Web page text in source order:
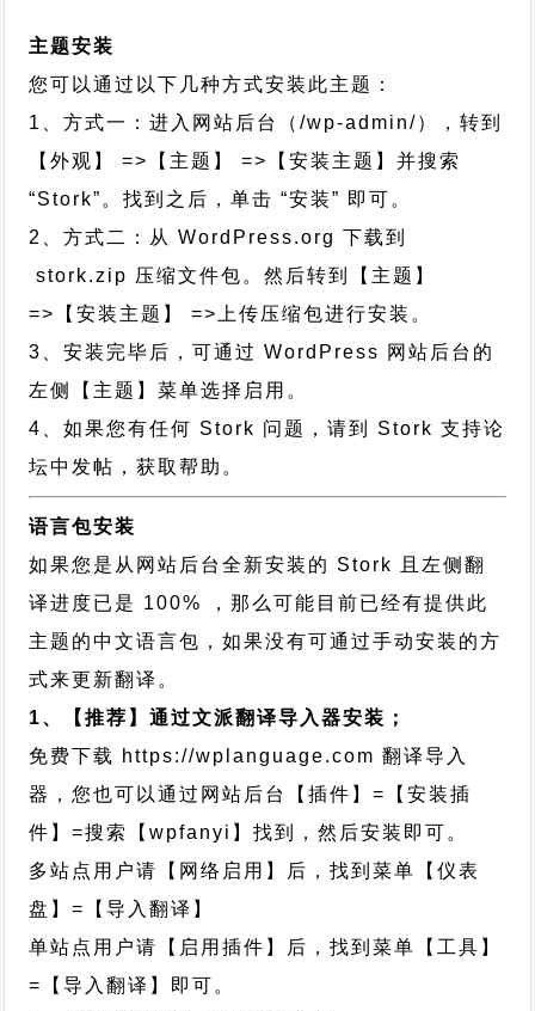
主题安装
您可以通过以下几种方式安装此主题：
1、方式一：进入网站后台（/wp-admin/），转到
【外观】 =>【主题】 =>【安装主题】并搜索
“Stork”。找到之后，单击 “安装” 即可。
2、方式二：从 WordPress.org 下载到
stork.zip 压缩文件包。然后转到【主题】
=>【安装主题】 =>上传压缩包进行安装。
3、安装完毕后，可通过 WordPress 网站后台的
左侧【主题】菜单选择启用。
4、如果您有任何 Stork 问题，请到 Stork 支持论
坛中发帖，获取帮助。
语言包安装
如果您是从网站后台全新安装的 Stork 且左侧翻
译进度已是 100% ，那么可能目前已经有提供此
主题的中文语言包，如果没有可通过手动安装的方
式来更新翻译。
1、【推荐】通过文派翻译导入器安装；
免费下载 https://wplanguage.com 翻译导入
器，您也可以通过网站后台【插件】=【安装插
件】=搜索【wpfanyi】找到，然后安装即可。
多站点用户请【网络启用】后，找到菜单【仪表
盘】=【导入翻译】
单站点用户请【启用插件】后，找到菜单【工具】
=【导入翻译】即可。